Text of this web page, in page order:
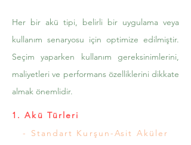
Her bir akü tipi, belirli bir uygulama veya
kullanım senaryosu için optimize edilmiştir.
Seçim yaparken kullanım gereksinimlerini,
maliyetleri ve performans özelliklerini dikkate
almak önemlidir.
1. Akü Türleri
- Standart Kurşun-Asit Aküler
- ARVİA